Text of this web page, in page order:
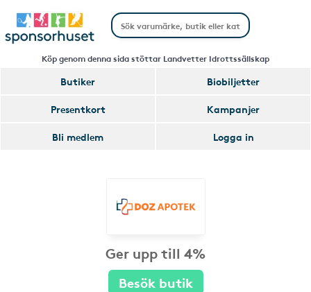
Köp genom denna sida stöttar Landvetter Idrottssällskap
Butiker
Biobiljetter
Presentkort
Kampanjer
Bli medlem
Logga in
Ger upp till 4%
Besök butik